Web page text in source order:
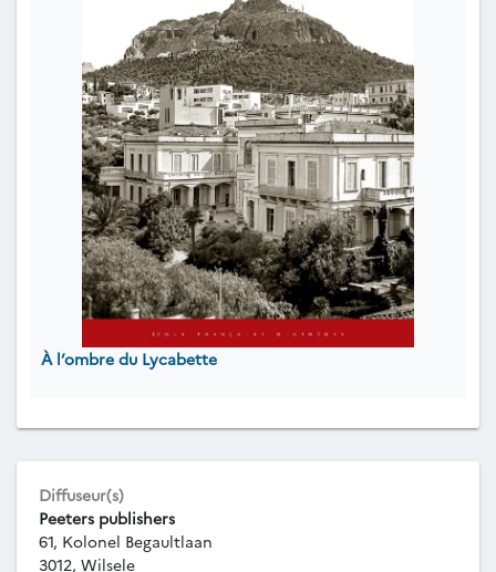
À l’ombre du Lycabette
Diffuseur(s)
Peeters publishers
61, Kolonel Begaultlaan
3012, Wilsele